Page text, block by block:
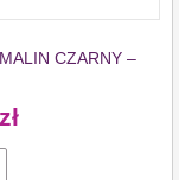
CZARNY –
zł